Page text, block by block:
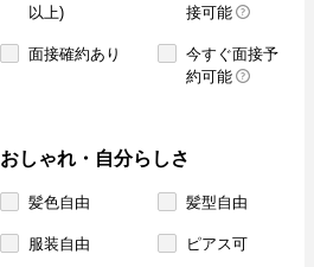
以上)
接可能
面接確約あり
今すぐ面接予
約可能
おしゃれ・自分らしさ
髪色自由 髪型自由
服装自由 ピアス可